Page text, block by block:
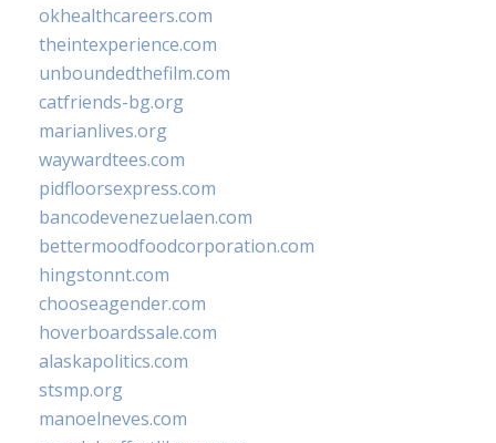
okhealthcareers.com
theintexperience.com
unboundedthefilm.com
catfriends-bg.org
marianlives.org
waywardtees.com
pidfloorsexpress.com
bancodevenezuelaen.com
bettermoodfoodcorporation.com
hingstonnt.com
chooseagender.com
hoverboardssale.com
alaskapolitics.com
stsmp.org
manoelneves.com